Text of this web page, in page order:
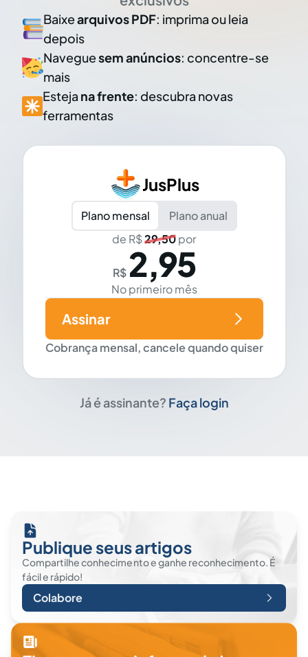
Baixearquivos PDF: imprima ou leia
depois
Naveguesem anúncios: concentre-se
mais
Esteja na frente: descubra novas
ferramentas
JusPlus
Plano mensal
Plano anual
de R$29,50por
R$ 2,95
No primeiro mês
Cobrança mensal, cancele quando quiser
Assinar
Já é assinante? Faça login
Publique seus artigos
Compartilhe conhecimento e ganhe reconhecimento. É
fácil e rápido!
Colabore